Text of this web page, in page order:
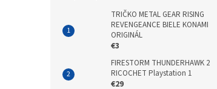
TRIČKO METAL GEAR RISING
REVENGEANCE BIELE KONAMI
ORIGINÁL
€3
FIRESTORM THUNDERHAWK 2
RICOCHET Playstation 1
€29